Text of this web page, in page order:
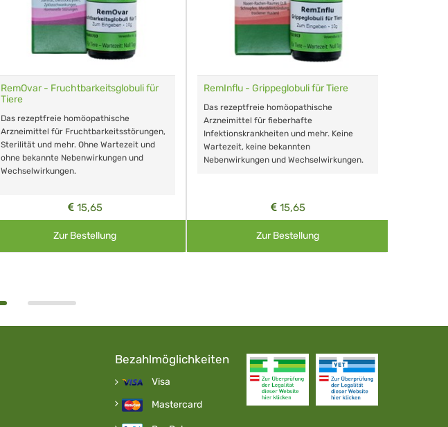
RemOvar - Fruchtbarkeitsglobuli für
Tiere
Das rezeptfreie homöopathische
Arzneimittel für Fruchtbarkeitsstörungen,
Sterilität und mehr. Ohne Wartezeit und
ohne bekannte Nebenwirkungen und
Wechselwirkungen.
15,65
Zur Bestellung
RemInflu - Grippeglobuli für Tiere
Das rezeptfreie homöopathische
Arzneimittel für fieberhafte
Infektionskrankheiten und mehr. Keine
Wartezeit, keine bekannten
Nebenwirkungen und Wechselwirkungen.
15,65
Zur Bestellung
Bezahlmöglichkeiten
Visa
Mastercard